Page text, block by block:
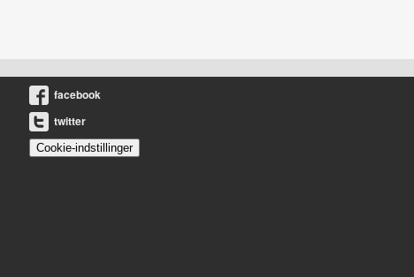
facebook
twitter
Cookie-indstillinger